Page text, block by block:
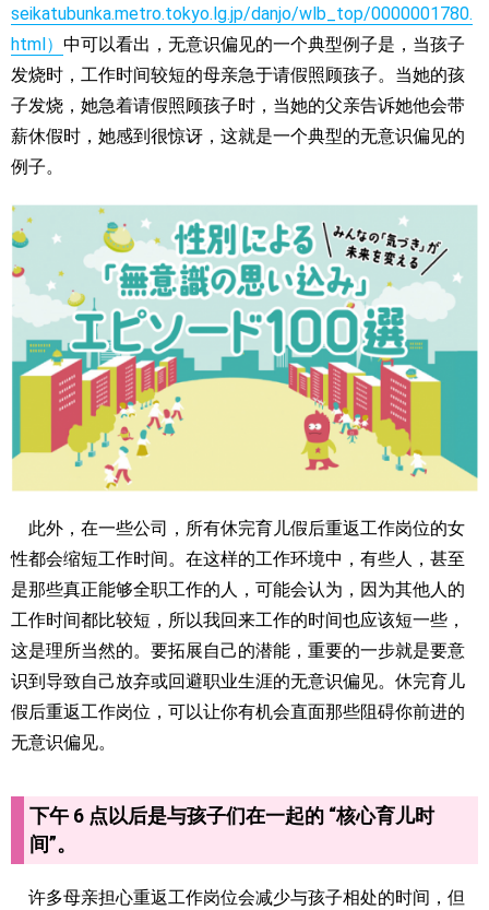
seikatubunka.metro.tokyo.lg.jp/danjo/wlb_top/0000001780.
html） 中可以看出，无意识偏见的一个典型例子是，当孩子
发烧时，工作时间较短的母亲急于请假照顾孩子。当她的孩
子发烧，她急着请假照顾孩子时，当她的父亲告诉她他会带
薪休假时，她感到很惊讶，这就是一个典型的无意识偏见的
例子。
此外，在一些公司，所有休完育儿假后重返工作岗位的女
性都会缩短工作时间。在这样的工作环境中，有些人，甚至
是那些真正能够全职工作的人，可能会认为，因为其他人的
工作时间都比较短，所以我回来工作的时间也应该短一些，
这是理所当然的。要拓展自己的潜能，重要的一步就是要意
识到导致自己放弃或回避职业生涯的无意识偏见。休完育儿
假后重返工作岗位，可以让你有机会直面那些阻碍你前进的
无意识偏见。
下午 6 点以后是与孩子们在一起的 “核心育儿时
间”。
许多母亲担心重返工作岗位会减少与孩子相处的时间，但